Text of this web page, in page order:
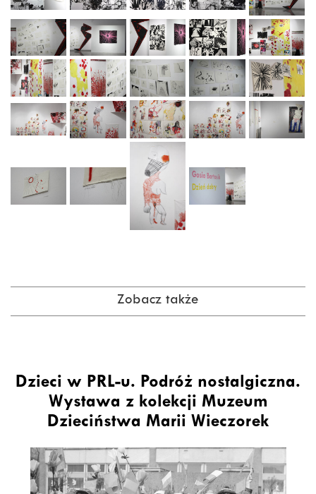
Zobacz także
Dzieci w PRL-u. Podróż nostalgiczna.
Wystawa z kolekcji Muzeum
Dzieciństwa Marii Wieczorek